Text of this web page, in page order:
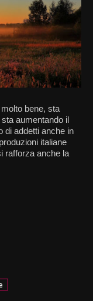
bene, sta
aumentando il
di addetti anche in
italiane
rafforza anche la